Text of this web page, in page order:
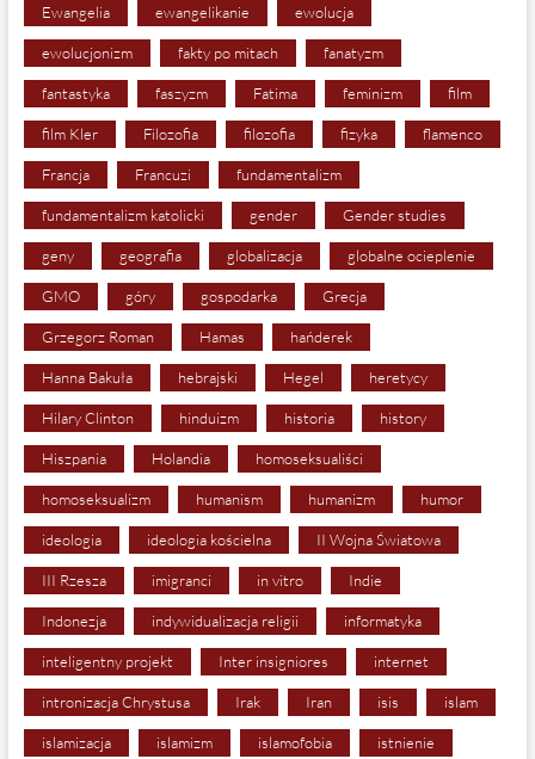
Ewangelia ewangelikanie ewolucja
ewolucjonizm fakty po mitach fanatyzm
fantastyka faszyzm Fatima feminizm film
film Kler Filozofia filozofia fizyka flamenco
Francja Francuzi fundamentalizm
fundamentalizm katolicki gender Gender studies
geny geografia globalizacja globalne ocieplenie
GMO góry gospodarka Grecja
Grzegorz Roman Hamas hańderek
Hanna Bakuła hebrajski Hegel heretycy
Hilary Clinton hinduizm historia history
Hiszpania Holandia homoseksualiści
homoseksualizm humanism humanizm humor
ideologia ideologia kościelna II Wojna Światowa
III Rzesza imigranci in vitro Indie
Indonezja indywidualizacja religii informatyka
inteligentny projekt Inter insigniores internet
intronizacja Chrystusa Irak Iran isis islam
islamizacja islamizm islamofobia istnienie